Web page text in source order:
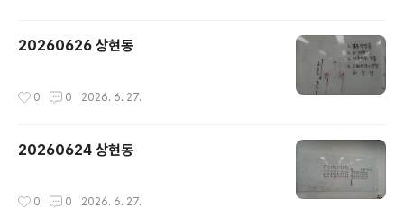
20260626 상현동
0 0 2026. 6. 27.
20260624 상현동
0 0 2026. 6. 27.